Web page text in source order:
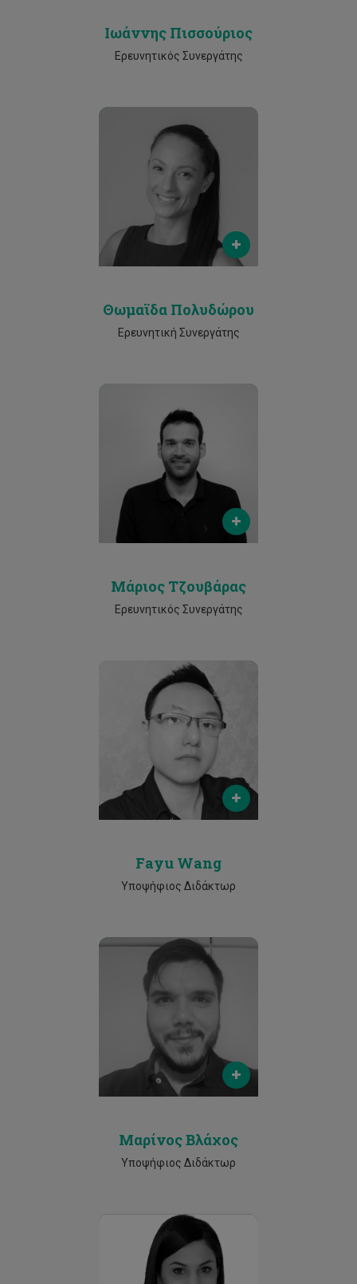
Ιωάννης Πισσούριος
Ερευνητικός Συνεργάτης
thomaida.polydorou@cut.ac.cy
Phone
25002354
Θωμαϊδα Πολυδώρου
Ερευνητική Συνεργάτης
Email
marios.tzouvaras@cut.ac.cy
Phone
Μάριος Τζουβάρας
Ερευνητικός Συνεργάτης
Email
fayu.wang@cut.ac.cy
Phone
96031718
Fayu Wang
Υποψήφιος Διδάκτωρ
Email
marinos.vlachos@edu.cut.ac.cy
Phone
96031718
Μαρίνος Βλάχος
Υποψήφιος Διδάκτωρ
Email